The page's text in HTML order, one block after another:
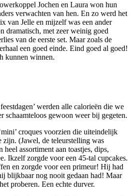
Jochen en Laura won hun
verwachten van hen. En zo werd het
van Jelle en mijzelf was een ander
dramatisch, met zeer weinig goed
van de eerste set. Maar zoals de
een goed einde. Eind goed al goed!
kunnen winnen.
werden alle calorieën die we
schaamteloos gewoon weer bij gegeten.
croques voorzien die uiteindelijk
zijn. (Jawel, de teleurstelling was
assortiment aan toastjes, dips,
Ikzelf zorgde voor een 45-tal cupcakes.
en zorgde voor een primeur! Hij had
blijkbaar nog nooit gedaan had! Maar
proberen. Een echte durver.